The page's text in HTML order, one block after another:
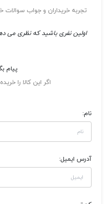
تجربه خریداران و جواب سوالات
اولین نفری باشید که نظری می
پیام
اگر این کالا را
نام:
آدرس ایمیل: